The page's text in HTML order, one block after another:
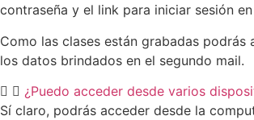
contraseña y el link para iniciar sesión
Como las clases están grabadas
los datos brindados en el segundo mail.
¿Puedo acceder desde varios
Sí claro, podrás acceder desde la